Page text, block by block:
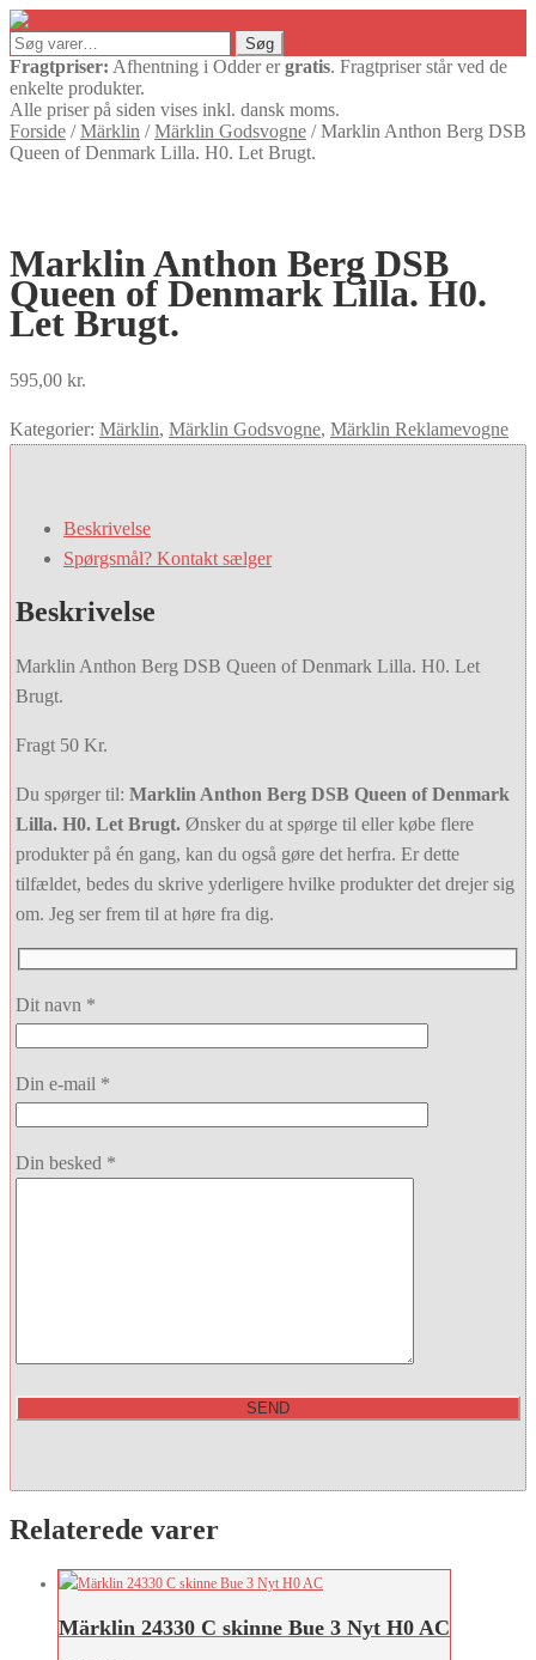
Søg
efter:
Søg
Fragtpriser: Afhentning i Odder ergratis. Fragtpriser står ved de
enkelte produkter.
Alle priser på siden vises inkl. dansk moms.
Forside /Märklin /Märklin Godsvogne /Marklin Anthon Berg DSB
Queen of Denmark Lilla. H0. Let Brugt.
Marklin Anthon Berg DSB
Queen of Denmark Lilla. H0.
Let Brugt.
595,00 kr.
Kategorier: Märklin, Märklin Godsvogne, Märklin Reklamevogne
Beskrivelse
Spørgsmål? Kontakt sælger
Beskrivelse
Marklin Anthon Berg DSB Queen of Denmark Lilla. H0. Let
Brugt.
Fragt 50 Kr.
Du spørger til: Marklin Anthon Berg DSB Queen of Denmark
Lilla. H0. Let Brugt. Ønsker du at spørge til eller købe flere
produkter på én gang, kan du også gøre det herfra. Er dette
tilfældet, bedes du skrive yderligere hvilke produkter det drejer sig
om. Jeg ser frem til at høre fra dig.
Dit navn *
Din e-mail *
Din besked *
Relaterede varer
Märklin 24330 C skinne Bue 3 Nyt H0 AC